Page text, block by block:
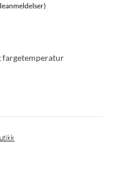
fargetemperatur